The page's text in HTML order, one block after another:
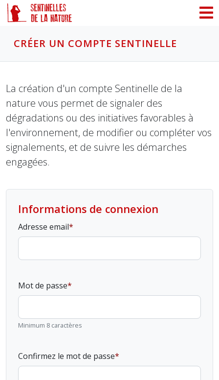
CRÉER UN COMPTE SENTINELLE
La création d'un compte Sentinelle de la
nature vous permet de signaler des
dégradations ou des initiatives favorables à
l'environnement, de modifier ou compléter vos
signalements, et de suivre les démarches
engagées.
Informations de connexion
Adresse email
Mot de passe
Minimum 8 caractères
Confirmez le mot de passe
Panneau de gestion des cookies